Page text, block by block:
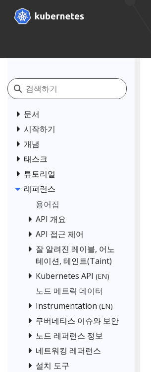
문서
시작하기
개념
태스크
튜토리얼
레퍼런스
용어집
API 개요
API 접근 제어
잘 알려진 레이블, 어노
테이션, 테인트(Taint)
Kubernetes API (EN)
노드 메트릭 데이터
Instrumentation (EN)
쿠버네티스 이슈와 보안
노드 레퍼런스 정보
네트워킹 레퍼런스
설치 도구